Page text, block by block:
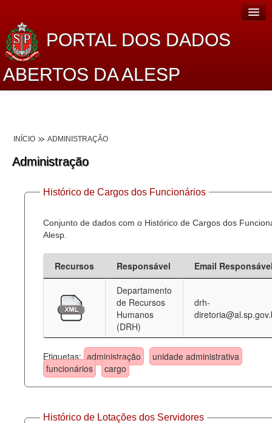
PORTAL DOS DADOS
ABERTOS DA ALESP
Dados Abertos Alesp
Lei de Acesso à Informação
Dados Governamentais Abertos
Planejamento
Catálogo de dados
Processo Legislativo
Administração
Legislação
Agenda
Perguntas frequentes
Contato
INÍCIO ADMINISTRAÇÃO
Administração
Histórico de Cargos dos Funcionários
Conjunto de dados com o Histórico de Cargos dos
Alesp.
Recursos Responsável
Email
Departamento
de Recursos
Humanos
(DRH)
drh-
Etiquetas: administração
unidade administrativa
funcionários
cargo
Histórico de Lotações dos Servidores